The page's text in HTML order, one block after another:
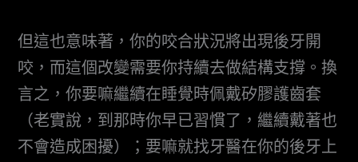
但這也意味著，你的咬合狀況將出現後牙開
咬，而這個改變需要你持續去做結構支撐。換
言之，你要嘛繼續在睡覺時佩戴矽膠護齒套
（老實說，到那時你早已習慣了，繼續戴著也
不會造成困擾）；要嘛就找牙醫在你的後牙上